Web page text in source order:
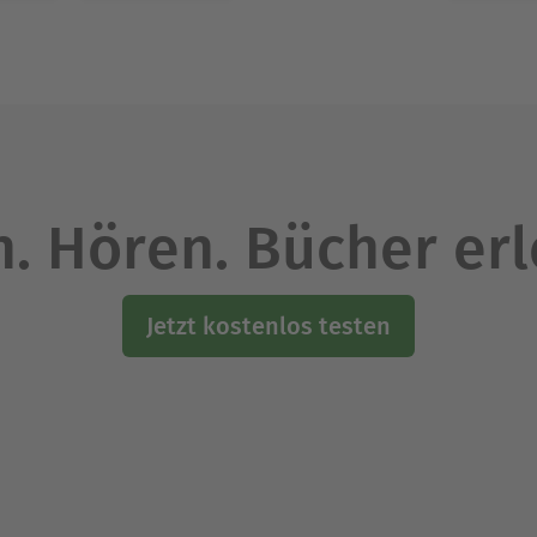
Hören. Bücher
Jetzt kostenlos testen